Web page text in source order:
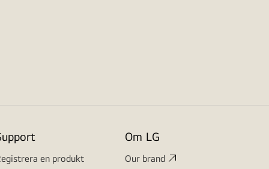
en produkt
Om LG
Our brand